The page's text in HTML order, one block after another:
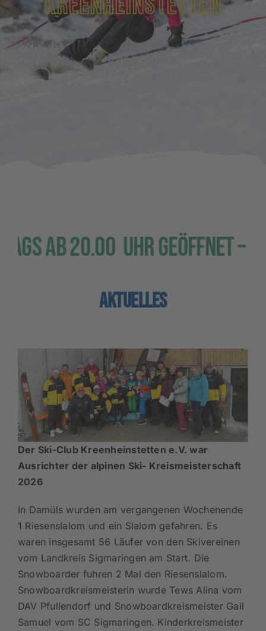
Unser Verein
Downloads
Uhr geöffnet – –
Aktuelles
Der Ski-Club Kreenheinstetten e.V. war
Ausrichter der alpinen Ski- Kreismeisterschaft
2026
In Damüls wurden am vergangenen Wochenende
1 Riesenslalom und ein Slalom gefahren. Es
waren insgesamt 56 Läufer von den Skivereinen
vom Landkreis Sigmaringen am Start. Die
Snowboarder fuhren 2 Mal den Riesenslalom.
Snowboardkreismeisterin wurde Tews Alina vom
DAV Pfullendorf und Snowboardkreismeister Gail
Samuel vom SC Sigmaringen. Kinderkreismeister